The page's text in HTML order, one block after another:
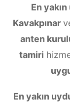
En
Kavakpınar
anten
tamiri
En yakın